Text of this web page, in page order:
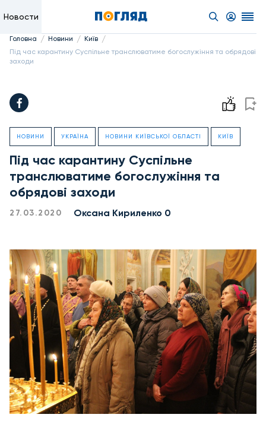
Новости
Головна / Новини / Київ /
Під час карантину Суспільне транслюватиме богослужіння та обрядові
заходи
НОВИНИ УКРАЇНА НОВИНИ КИЇВСЬКОЇ ОБЛАСТІ КИЇВ
Під час карантину Суспільне
транслюватиме богослужіння та
обрядові заходи
27.03.2020 Оксана Кириленко 0